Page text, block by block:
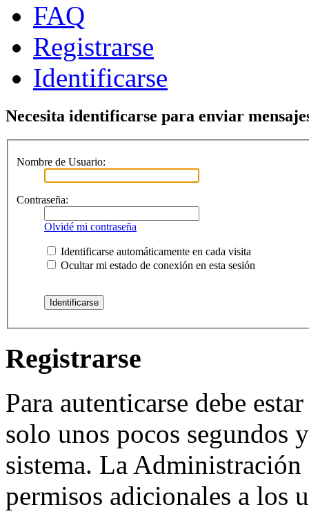
FAQ
Registrarse
Identificarse
Necesita identificarse para enviar
Nombre de Usuario:
Contraseña:
Olvidé mi contraseña
Identificarse automáticamente en cada visita
Ocultar mi estado de conexión en esta sesión
Registrarse
Para autenticarse debe
solo unos pocos segundos
sistema. La
permisos adicionales a los